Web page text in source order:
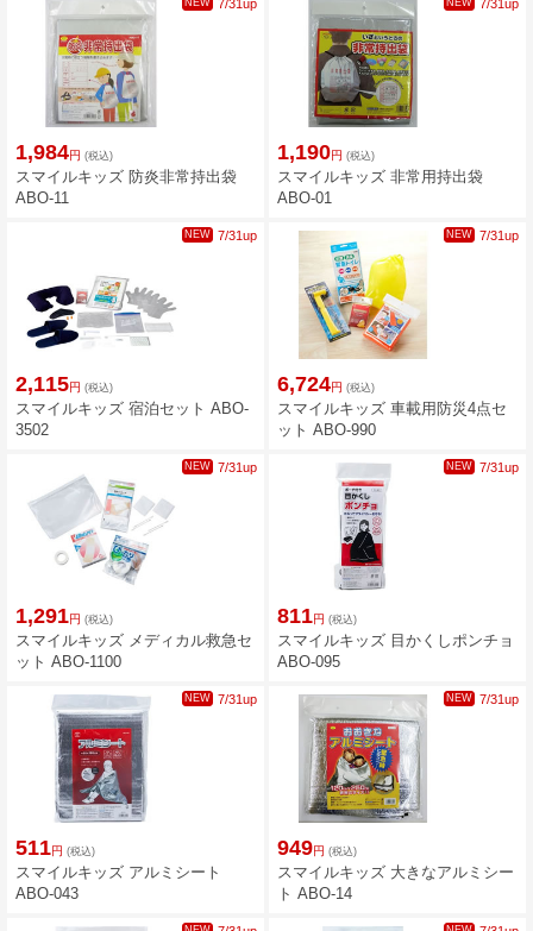
NEW 7/31up
1,984円 (税込)
スマイルキッズ 防炎非常持出袋
ABO-11
NEW 7/31up
1,190円 (税込)
スマイルキッズ 非常用持出袋
ABO-01
NEW 7/31up
2,115円 (税込)
スマイルキッズ 宿泊セット ABO-
3502
NEW 7/31up
6,724円 (税込)
スマイルキッズ 車載用防災4点セ
ット ABO-990
NEW 7/31up
1,291円 (税込)
スマイルキッズ メディカル救急セ
ット ABO-1100
NEW 7/31up
811円 (税込)
スマイルキッズ 目かくしポンチョ
ABO-095
NEW 7/31up
511円 (税込)
スマイルキッズ アルミシート
ABO-043
NEW 7/31up
949円 (税込)
スマイルキッズ 大きなアルミシー
ト ABO-14